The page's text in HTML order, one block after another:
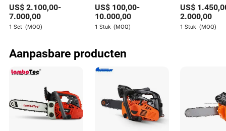
gespecialiseerd is in de lichte industrie. Met
uitgebreide ervaring in het evalueren van de prestaties
van leveranciers, heeft Serenity een scherp oog voor
leveranciers op het gebied van tijdige levering en
nauwkeurigheid van bestellingen.
Draagbare
Houtsnijmachine
Bandsaw Molen
US$2.100,00-
7.000,00
1 Set (MOQ)
Trailer Zagerij
US$ 100,00-
10.000,00
1 Stuk (MOQ)
US$
2.000,00
1 Stuk (MOQ)
Aanpasbare producten